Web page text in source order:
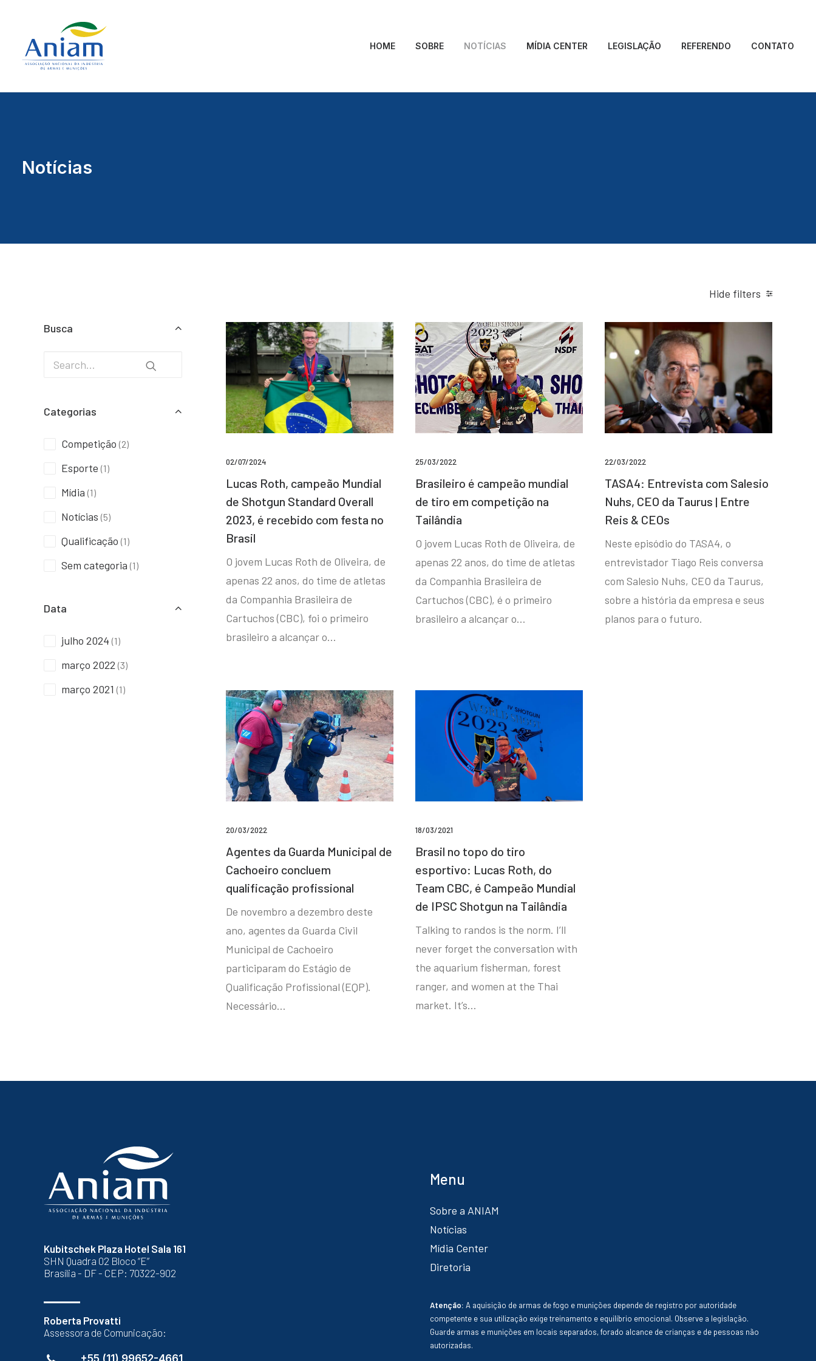
HOME SOBRE NOTÍCIAS MÍDIA CENTER LEGISLAÇÃO REFERENDO CONTATO
Notícias
Hide filters
Busca
Categorias
Competição (2)
Esporte (1)
Mídia (1)
Notícias (5)
Qualificação (1)
Sem categoria (1)
Data
julho 2024 (1)
março 2022 (3)
março 2021 (1)
02/07/2024
Lucas Roth, campeão Mundial
de Shotgun Standard Overall
2023, é recebido com festa no
Brasil
O jovem Lucas Roth de Oliveira, de
apenas 22 anos, do time de atletas
da Companhia Brasileira de
Cartuchos (CBC), foi o primeiro
brasileiro a alcançar o…
25/03/2022
Brasileiro é campeão mundial
de tiro em competição na
Tailândia
O jovem Lucas Roth de Oliveira, de
apenas 22 anos, do time de atletas
da Companhia Brasileira de
Cartuchos (CBC), é o primeiro
brasileiro a alcançar o…
22/03/2022
TASA4: Entrevista com Salesio
Nuhs, CEO da Taurus | Entre
Reis & CEOs
Neste episódio do TASA4, o
entrevistador Tiago Reis conversa
com Salesio Nuhs, CEO da Taurus,
sobre a história da empresa e seus
planos para o futuro.
20/03/2022
Agentes da Guarda Municipal de
Cachoeiro concluem
qualificação profissional
De novembro a dezembro deste
ano, agentes da Guarda Civil
Municipal de Cachoeiro
participaram do Estágio de
Qualificação Profissional (EQP).
Necessário…
18/03/2021
Brasil no topo do tiro
esportivo: Lucas Roth, do
Team CBC, é Campeão Mundial
de IPSC Shotgun na Tailândia
Talking to randos is the norm. I’ll
never forget the conversation with
the aquarium fisherman, forest
ranger, and women at the Thai
market. It’s…
Kubitschek Plaza Hotel Sala 161
SHN Quadra 02 Bloco “E”
Brasília - DF - CEP: 70322-902
Roberta Provatti
Assessora de Comunicação:
+55 (11) 99652-4661
Menu
Sobre a ANIAM
Notícias
Mídia Center
Diretoria
Atenção: A aquisição de armas de fogo e munições depende de registro por autoridade
competente e sua utilização exige treinamento e equilíbrio emocional. Observe a legislação.
Guarde armas e munições em locais separados, forado alcance de crianças e de pessoas não
autorizadas.